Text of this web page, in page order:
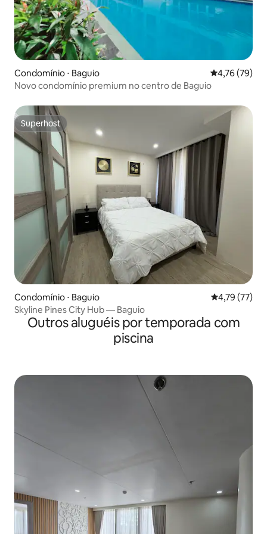
Condomínio ⋅ Baguio 4,76 de uma
4,76 (79)
Novo condomínio premium no centro de Baguio
Superhost
Superhost
Condomínio ⋅ Baguio 4,79 de uma
4,79 (77)
Skyline Pines City Hub — Baguio
Outros aluguéis por temporada com
piscina